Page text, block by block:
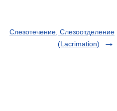
Слезотечение, Слезоотделение
(Lacrimation)